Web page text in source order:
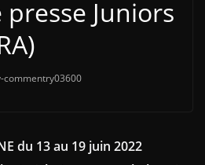
Juniors
commentry03600
du 13 au 19 juin 2022